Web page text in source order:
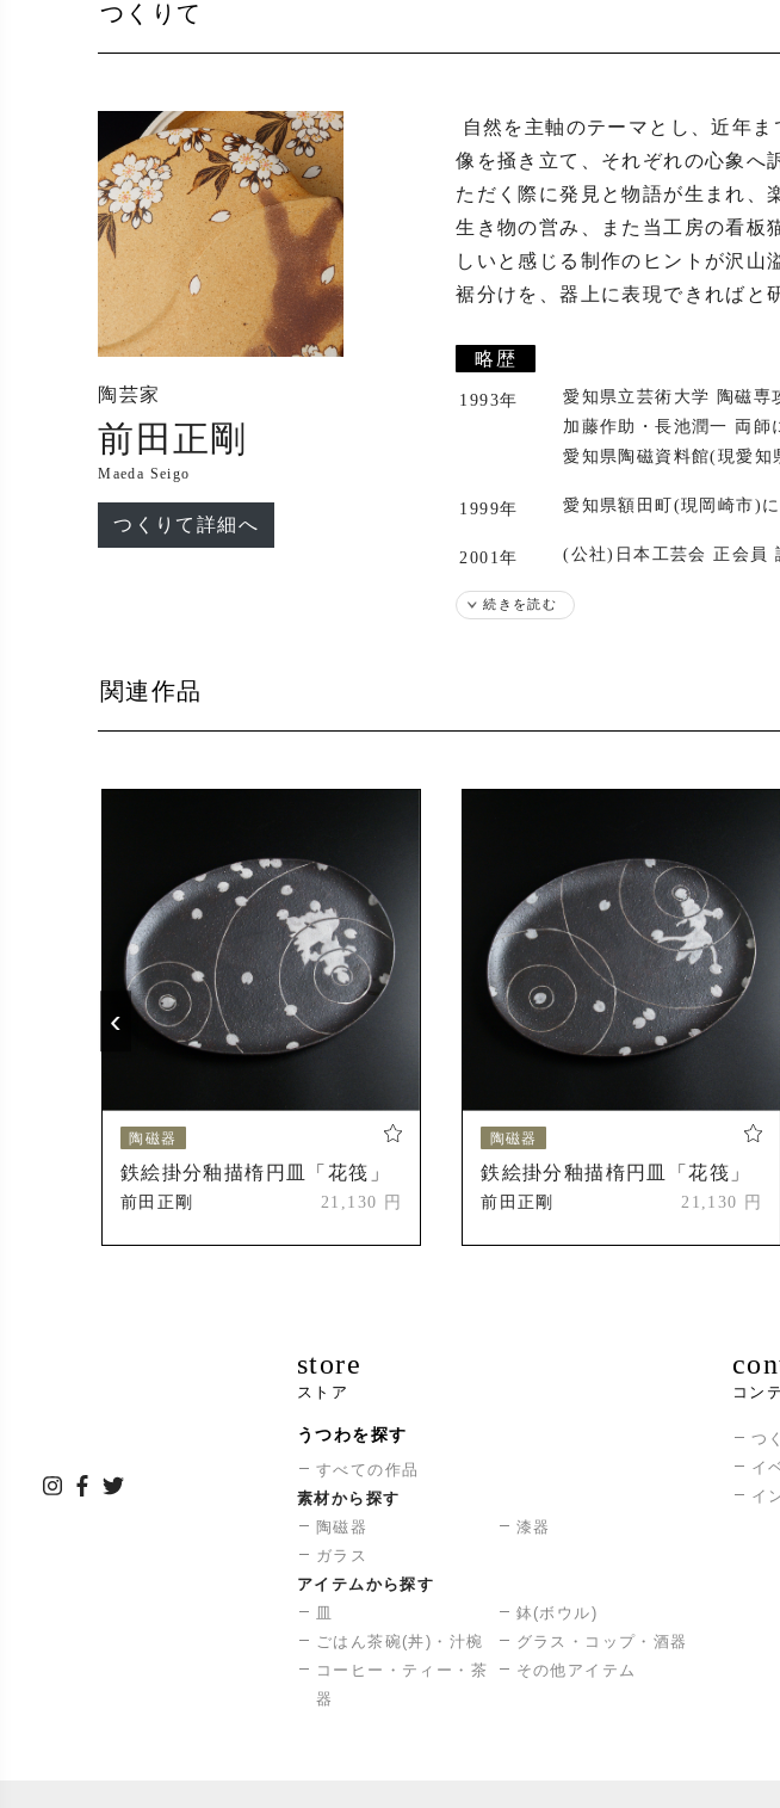
つくりて
陶芸家
前田正剛
Maeda Seigo
つくりて詳細へ
像を掻き立て、それぞれの心象へ
ただく際に発見と物語が生まれ、
生き物の営み、また当工房の看板
しいと感じる制作のヒントが沢山
裾分けを、器上に表現できればと
略歴
1993年
愛知県立芸術大学 陶磁専
加藤作助・長池潤一 両師
愛知県陶磁資料館(現愛知
1999年 愛知県額田町(現岡崎市)
2001年 (公社)日本工芸会 正会員
現在
フィラデルフィア美術博
『FIVE by EIGHT : New
フィラデルフィア美術博
2021年
『東海伝統工芸の今〜第
『愛知の工芸2021』古川
2022年
『東海伝統工芸の今〜第
国際芸術祭あいち2022
1993年 第24回東海伝統工芸展初
1996年
第27回東海伝統工芸展「
第42回日本伝統工芸展初
第31回東海伝統工芸展「
第51回東海伝統工芸展「
2022年
続きを読む
関連作品
陶磁器
鉄絵掛分釉描楕円皿「花筏」
前田正剛 21,130 円
陶磁器
鉄絵掛分釉描楕円皿「花筏」
前田正剛 21,130 円
‹
store
ストア
うつわを探す
すべての作品
素材から探す
陶磁器
漆器
ガラス
アイテムから探す
皿
鉢(ボウル)
ごはん茶碗(丼)・汁椀
グラス・コップ・酒器
コーヒー・ティー・茶
器
その他アイテム
コン
つ
イ
イ